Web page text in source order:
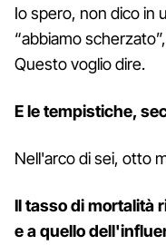
Io spero, non dico in
“abbiamo
Questo voglio dire.
E le tempistiche,
Nell'arco di sei, otto
Il tasso di mortalità
e a quello